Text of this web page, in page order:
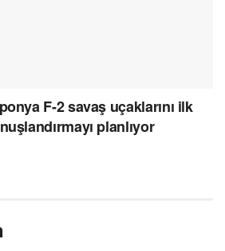
F-2 savaş uçaklarını ilk
planlıyor